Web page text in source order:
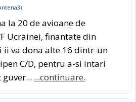
)
la 20 de avioane de
Ucrainei, finantate din
ii va dona alte 16 dintr-un
C/D, pentru a-si intari
...continuare.